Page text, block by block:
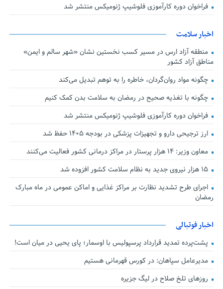
فراخوان دوره کارآموزی فلوشیپ ژنومیکس منتشر شد
اخبار سلامت
منطقه آزاد ارس در مسیر کسب نخستین نشان «شهر سالم و ایمن»
مناطق آزاد کشور
چگونه مواد روان‌گردان، خاطره را به توهم تبدیل می‌کند
چگونه با تغذیه صحیح در رمضان به سلامت بدن کمک کنیم
فراخوان دوره کارآموزی فلوشیپ ژنومیکس منتشر شد
ارز ترجیحی دارو و تجهیزات پزشکی در بودجه ۱۴۰۵ حفظ شد
معاون وزیر: ۱۴ هزار پرستار در مراکز درمانی کشور فعالیت می‌کنند
۱۵ هزار نیروی جدید به نظام سلامت کشور افزوده شد
اجرای طرح تشدید نظارت بر مراکز غذایی و اماکن عمومی در ماه مبارک
رمضان
اخبار فوتبالی
پشت‌پرده تمدید قرارداد پرسپولیس با اوسمار؛ پای یحیی در میان است!
مدیرعامل سپاهان: در کورس قهرمانی هستیم
روزهای تلخ صلاح در لیگ جزیره